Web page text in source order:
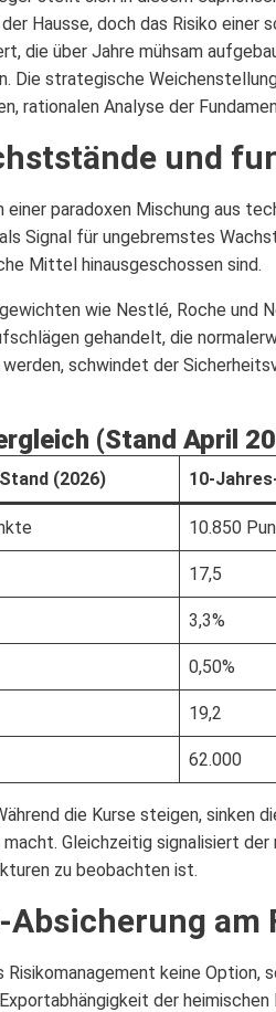
Hausse, doch das Risiko
die über Jahre mühsam
Die strategische
rationalen Analyse der
und
paradoxen Mischung aus
Signal für ungebremstes
Mittel hinausgeschossen sind.
wie Nestlé, Roche und
gehandelt, die
schwindet der
(Stand April
(2026) 10-
10.850
17,5
3,3%
0,50%
19,2
62.000
die Kurse steigen, sinken
Gleichzeitig signalisiert
zu beobachten ist.
am
keine
der